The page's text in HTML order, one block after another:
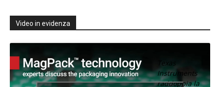
Video in evidenza
Texas
Instruments
raddoppia la